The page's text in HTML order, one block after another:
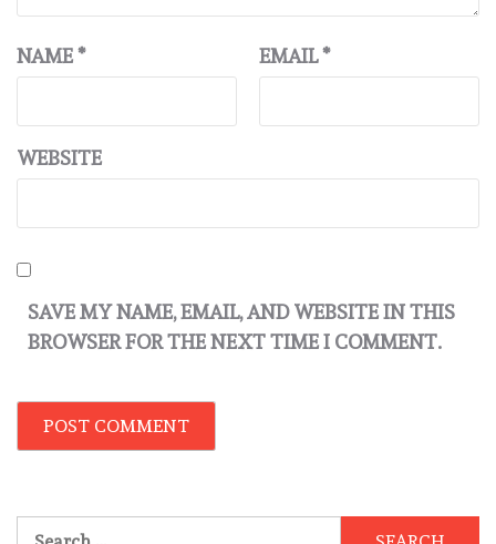
NAME* EMAIL*
WEBSITE
SAVE MY NAME, EMAIL, AND WEBSITE IN THIS
BROWSER FOR THE NEXT TIME I COMMENT.